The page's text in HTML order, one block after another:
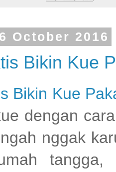
October 2016
Bikin Kue
Bikin Kue
dengan
nggak
tangga,